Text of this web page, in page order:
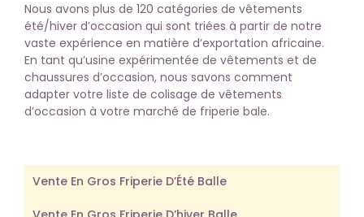
Nous avons plus de 120 catégories de vêtements
été/hiver d’occasion qui sont triées à partir de notre
vaste expérience en matière d’exportation africaine.
En tant qu’usine expérimentée de vêtements et de
chaussures d’occasion, nous savons comment
adapter votre liste de colisage de vêtements
d’occasion à votre marché de friperie bale.
Vente En Gros Friperie D’Été Balle